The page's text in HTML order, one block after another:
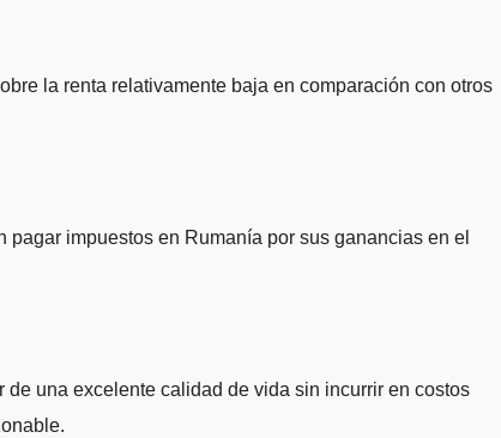
la renta relativamente baja en comparación con otros
impuestos en Rumanía por sus ganancias en el
una excelente calidad de vida sin incurrir en costos